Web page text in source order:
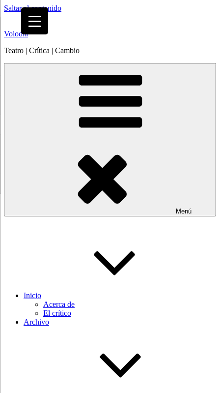
Saltar al contenido
Volodia
Teatro | Crítica | Cambio
Menú
Inicio
Acerca de
El crítico
Archivo